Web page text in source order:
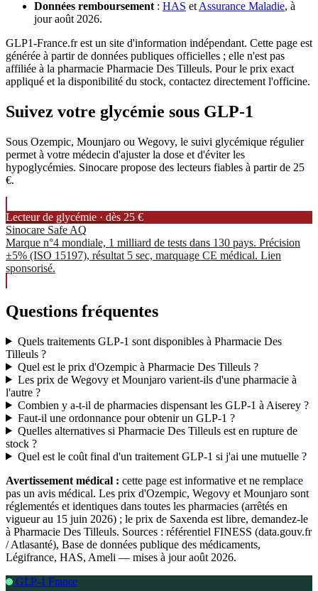
Données remboursement : HAS et Assurance Maladie, à
jour août 2026.
GLP1-France.fr est un site d'information indépendant. Cette page est
générée à partir de données publiques officielles ; elle n'est pas
affiliée à la pharmacie Pharmacie Des Tilleuls. Pour le prix exact
appliqué et la disponibilité du stock, contactez directement l'officine.
Suivez votre glycémie sous GLP-1
Sous Ozempic, Mounjaro ou Wegovy, le suivi glycémique régulier
permet à votre médecin d'ajuster la dose et d'éviter les
hypoglycémies. Sinocare propose des lecteurs fiables à partir de 25
€.
Lecteur de glycémie · dès 25 €
Sinocare Safe AQ
Marque n°4 mondiale, 1 milliard de tests dans 130 pays. Précision
±5% (ISO 15197), résultat 5 sec, marquage CE médical. Lien
sponsorisé.
Questions fréquentes
Quels traitements GLP-1 sont disponibles à Pharmacie Des
Tilleuls ?
Quel est le prix d'Ozempic à Pharmacie Des Tilleuls ?
Les prix de Wegovy et Mounjaro varient-ils d'une pharmacie à
l'autre ?
Combien y a-t-il de pharmacies dispensant les GLP-1 à Aiserey ?
Faut-il une ordonnance pour obtenir un GLP-1 ?
Quelles alternatives si Pharmacie Des Tilleuls est en rupture de
stock ?
Quel est le coût final d'un traitement GLP-1 si j'ai une mutuelle ?
Avertissement médical : cette page est informative et ne remplace
pas un avis médical. Les prix d'Ozempic, Wegovy et Mounjaro sont
réglementés et identiques dans toutes les pharmacies (arrêtés en
vigueur au 15 juin 2026) ; le prix de Saxenda est libre, demandez-le
à Pharmacie Des Tilleuls. Sources : référentiel FINESS (data.gouv.fr
/ Atlasanté), Base de données publique des médicaments,
Légifrance, HAS, Ameli — mises à jour août 2026.
GLP-1 France